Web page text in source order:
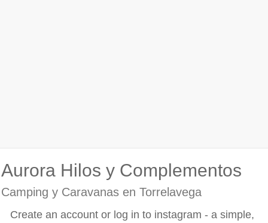
Aurora Hilos y Complementos
Camping y Caravanas en Torrelavega
Create an account or log in to instagram - a simple,